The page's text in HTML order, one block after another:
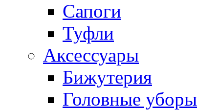
Сапоги
Туфли
Аксессуары
Бижутерия
Головные уборы